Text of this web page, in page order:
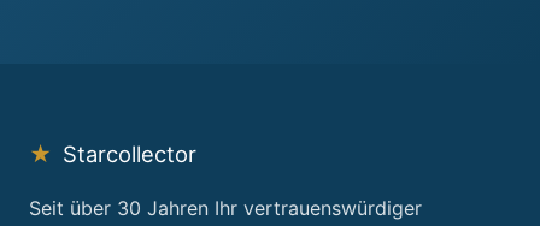
★ Starcollector
Seit über 30 Jahren Ihr vertrauenswürdiger